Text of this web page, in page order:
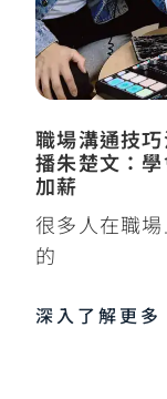
職場溝通技
播朱楚文：
加薪
很多人在職
的
深入了解更多